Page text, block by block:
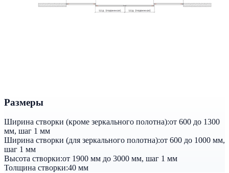
Размеры
Ширина створки (кроме зеркального полотна):от 600 до 1300
мм, шаг 1 мм
Ширина створки (для зеркального полотна):от 600 до 1000 мм,
шаг 1 мм
Высота створки:от 1900 мм до 3000 мм, шаг 1 мм
Толщина створки:40 мм